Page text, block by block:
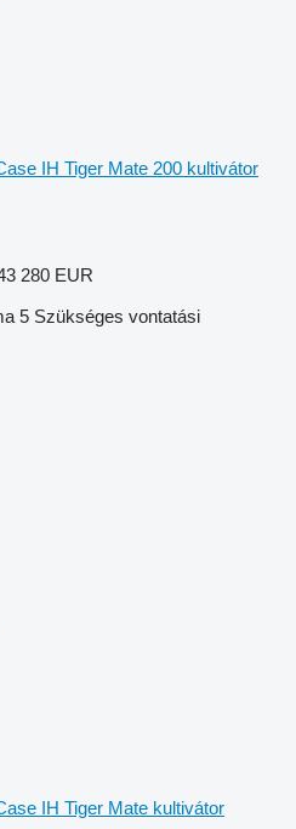
IH Tiger Mate 200 kultivátor
280 EUR
5 Szükséges vontatási
IH Tiger Mate kultivátor